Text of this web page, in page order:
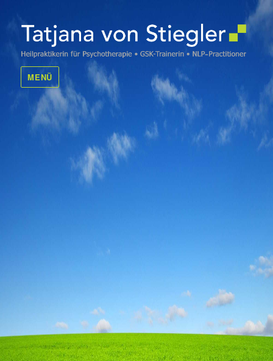
Tatjana von Stiegler
MENÜ